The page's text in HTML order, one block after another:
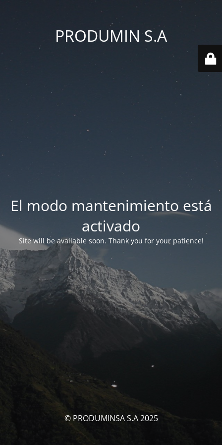
PRODUMIN S.A
El modo mantenimiento está
activado
Site will be available soon. Thank you for your patience!
© PRODUMINSA S.A 2025